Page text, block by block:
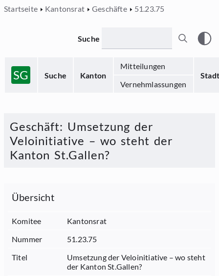
Startseite Kantonsrat Geschäfte 51.23.75
SG Suche Kanton
Mitteilungen
Stadt
Vernehmlassungen
Suche
Geschäft: Umsetzung der
Veloinitiative – wo steht der
Kanton St.Gallen?
Übersicht
Komitee
Kantonsrat
Nummer
51.23.75
Titel
Umsetzung der Veloinitiative – wo steht
der Kanton St.Gallen?